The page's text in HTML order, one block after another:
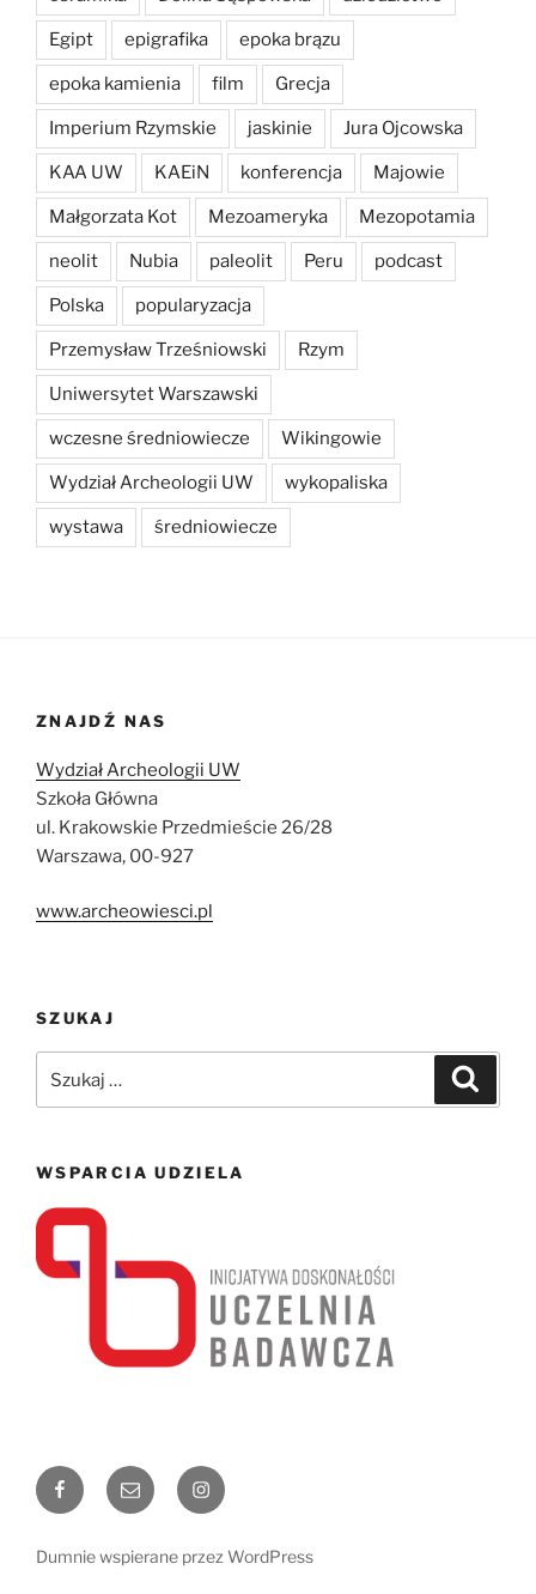
Egipt epigrafika epoka brązu
epoka kamienia film Grecja
Imperium Rzymskie jaskinie Jura Ojcowska
KAA UW KAEiN konferencja Majowie
Małgorzata Kot Mezoameryka Mezopotamia
neolit Nubia paleolit Peru podcast
Polska popularyzacja
Przemysław Trześniowski Rzym
Uniwersytet Warszawski
wczesne średniowiecze Wikingowie
Wydział Archeologii UW wykopaliska
wystawa średniowiecze
ZNAJDŹ NAS
Wydział Archeologii UW
Szkoła Główna
ul. Krakowskie Przedmieście 26/28
Warszawa, 00-927
www.archeowiesci.pl
SZUKAJ
WSPARCIA UDZIELA
FacebookEmail Instagram
Dumnie wspierane przez WordPress